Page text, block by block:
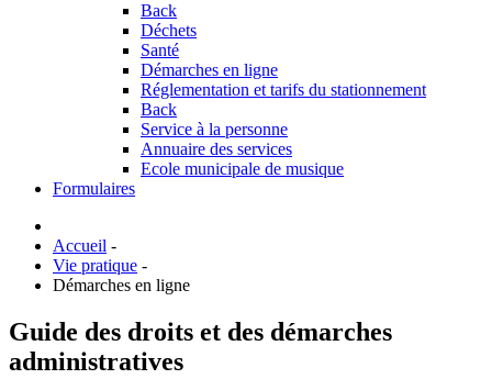
Back
Déchets
Santé
Démarches en ligne
Réglementation et tarifs du stationnement
Back
Service à la personne
Annuaire des services
Ecole municipale de musique
Formulaires
Accueil -
Vie pratique -
Démarches en ligne
Guide des droits et des démarches
administratives